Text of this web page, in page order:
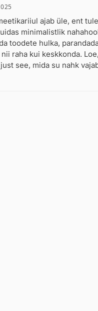
ajab üle, ent
minimalistlik
toodete hulka,
nii raha kui keskkonda.
see, mida su nahk